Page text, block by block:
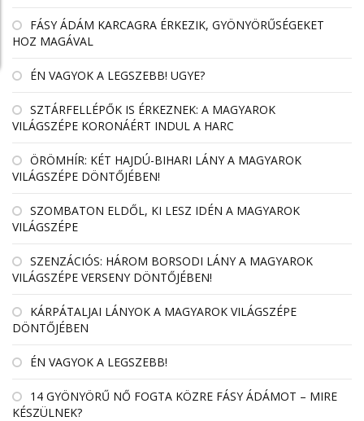
FÁSY ÁDÁM KARCAGRA ÉRKEZIK, GYÖNYÖRŰSÉGEKET
HOZ MAGÁVAL
ÉN VAGYOK A LEGSZEBB! UGYE?
SZTÁRFELLÉPŐK IS ÉRKEZNEK: A MAGYAROK
VILÁGSZÉPE KORONÁÉRT INDUL A HARC
ÖRÖMHÍR: KÉT HAJDÚ-BIHARI LÁNY A MAGYAROK
VILÁGSZÉPE DÖNTŐJÉBEN!
SZOMBATON ELDŐL, KI LESZ IDÉN A MAGYAROK
VILÁGSZÉPE
SZENZÁCIÓS: HÁROM BORSODI LÁNY A MAGYAROK
VILÁGSZÉPE VERSENY DÖNTŐJÉBEN!
KÁRPÁTALJAI LÁNYOK A MAGYAROK VILÁGSZÉPE
DÖNTŐJÉBEN
ÉN VAGYOK A LEGSZEBB!
14 GYÖNYÖRŰ NŐ FOGTA KÖZRE FÁSY ÁDÁMOT – MIRE
KÉSZÜLNEK?